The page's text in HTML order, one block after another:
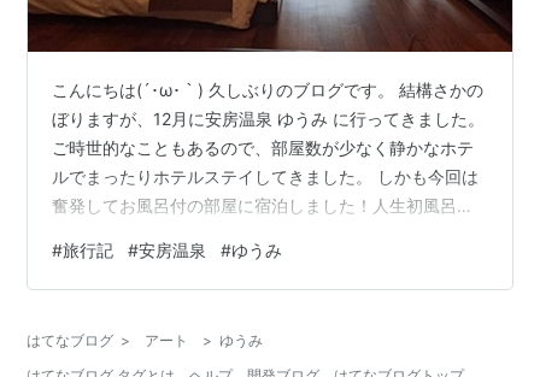
こんにちは(´･ω･｀) 久しぶりのブログです。 結構さかの
ぼりますが、12月に安房温泉 ゆうみ に行ってきました。
ご時世的なこともあるので、部屋数が少なく静かなホテ
ルでまったりホテルステイしてきました。 しかも今回は
奮発してお風呂付の部屋に宿泊しました！人生初風呂
#旅行記 #安房温泉 #ゆうみ
はてなブログ > アート > ゆうみ